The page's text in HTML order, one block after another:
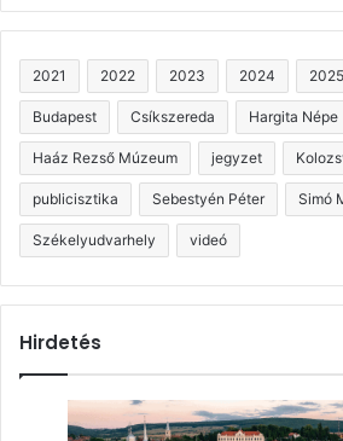
2021 2022 2023 2024 2025
Budapest Csíkszereda Hargita Népe
Haáz Rezső Múzeum jegyzet
publicisztika Sebestyén Péter Simó
Székelyudvarhely videó
Hirdetés